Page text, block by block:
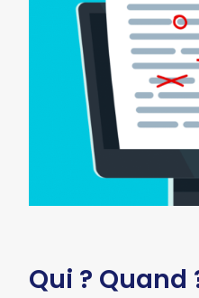
Qui ? Quand